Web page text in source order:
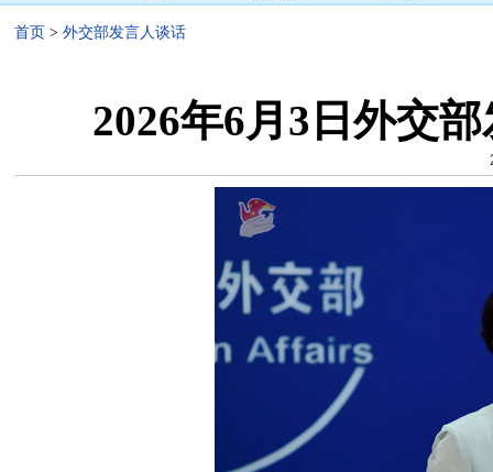
首页 > 外交部发言人谈话
2026年6月3日外交